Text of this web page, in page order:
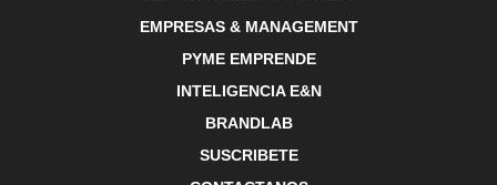
EMPRESAS & MANAGEMENT
PYME EMPRENDE
INTELIGENCIA E&N
BRANDLAB
SUSCRIBETE